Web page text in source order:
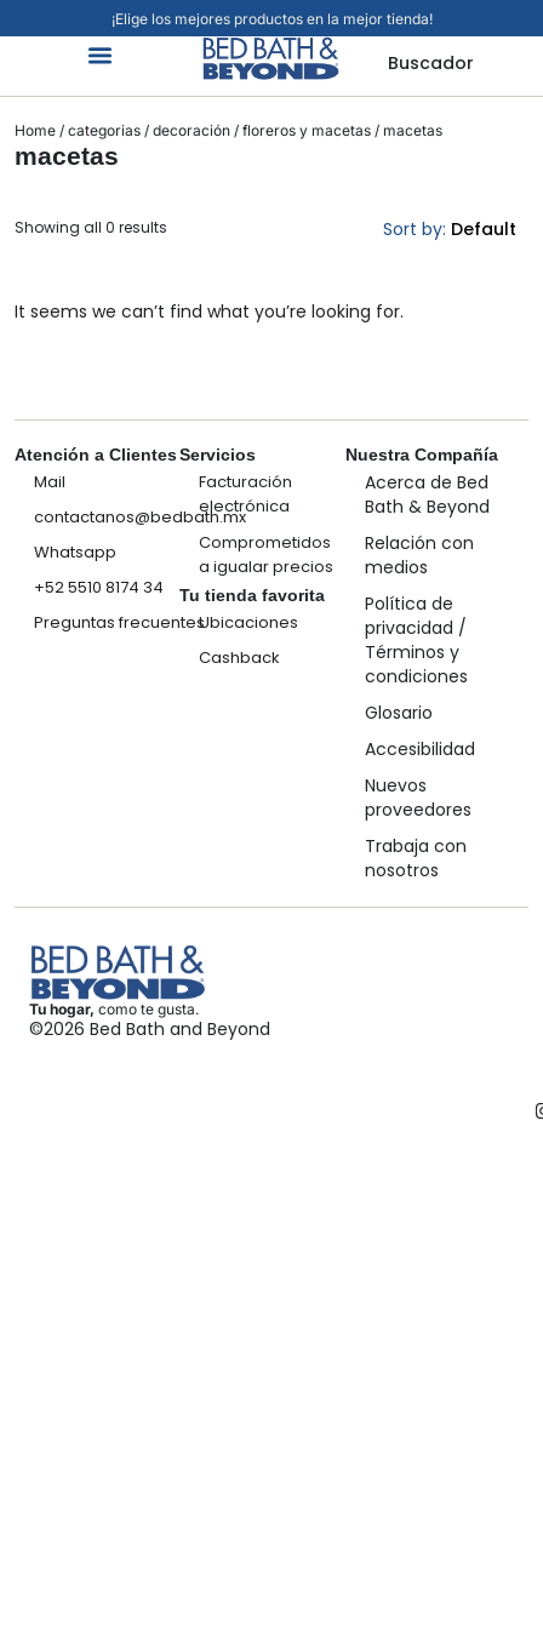
¡Elige los mejores productos en la mejor tienda!
Buscador
Home / categorias / decoración / floreros y macetas / macetas
macetas
Sort by: Default
It seems we can’t find what you’re looking for.
Showing all 0 results
Atención a Clientes
Mail
contactanos@bedbath.mx
Whatsapp
+52 5510 8174 34
Preguntas frecuentes
Servicios
Facturación
electrónica
Comprometidos
a igualar precios
Tu tienda favorita
Ubicaciones
Cashback
Nuestra Compañía
Acerca de Bed
Bath & Beyond
Relación con
medios
Política de
privacidad /
Términos y
condiciones
Glosario
Accesibilidad
Nuevos
proveedores
Trabaja con
nosotros
Tu hogar, como te gusta.
©2026 Bed Bath and Beyond